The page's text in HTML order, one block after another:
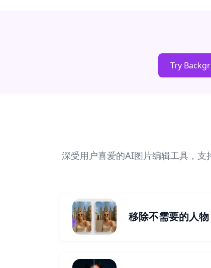
Try
深受用户喜爱的AI图片编辑工具，支
移除不需要的人物